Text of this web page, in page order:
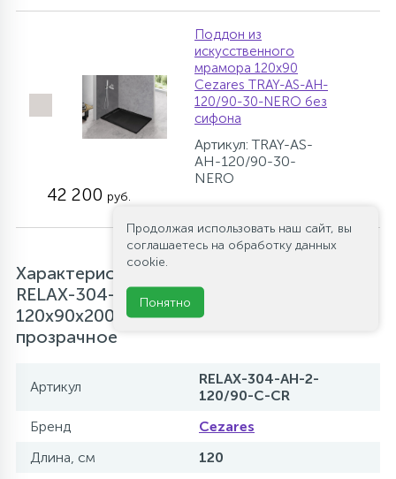
Поддон из
искусственного
мрамора 120х90
Cezares TRAY-AS-AH-
120/90-30-NERO без
сифона
Артикул: TRAY-AS-
AH-120/90-30-
NERO
42 200 руб.
Характеристики Душевой уголок Cezares
RELAX-304-AH-2-120/90-C-CR,
120х90х200, профиль хром, стекло
прозрачное
Артикул
RELAX-304-AH-2-
120/90-C-CR
Бренд
Cezares
Длина, см
120
Продолжая использовать наш сайт, вы
соглашаетесь на обработку данных
cookie.
Понятно